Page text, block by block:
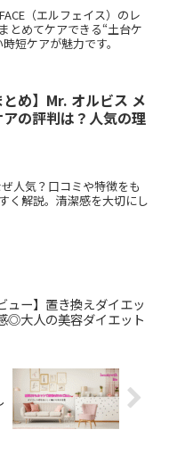
（エルフェイス）のレ
とめてケアできる“土台ケ
短ケアが魅力です。
とめ】Mr. オルビス メ
の評判は？人気の理
人気？口コミや特徴をも
く解説。清潔感を大切にし
ュー】置き換えダイエッ
◎大人の美容ダイエット